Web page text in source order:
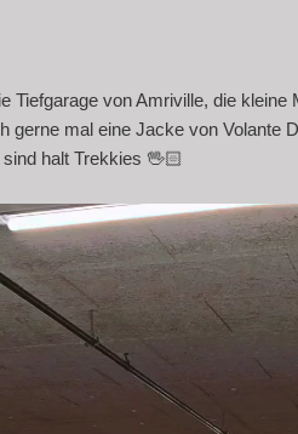
Tiefgarage von Amriville, die
gerne mal eine Jacke von
halt Trekkies 🖖🏻